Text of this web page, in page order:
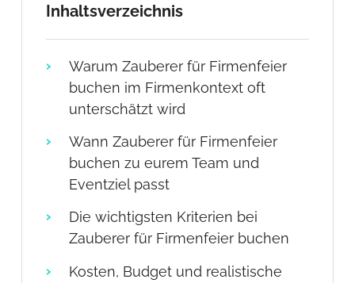
Inhaltsverzeichnis
Warum Zauberer für Firmenfeier
buchen im Firmenkontext oft
unterschätzt wird
Wann Zauberer für Firmenfeier
buchen zu eurem Team und
Eventziel passt
Die wichtigsten Kriterien bei
Zauberer für Firmenfeier buchen
Kosten, Budget und realistische